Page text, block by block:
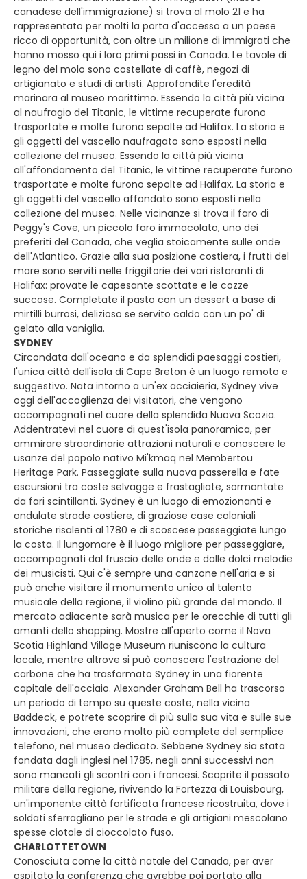
canadese dell'immigrazione) si trova al molo 21 e ha
rappresentato per molti la porta d'accesso a un paese
ricco di opportunità, con oltre un milione di immigrati che
hanno mosso qui i loro primi passi in Canada. Le tavole di
legno del molo sono costellate di caffè, negozi di
artigianato e studi di artisti. Approfondite l'eredità
marinara al museo marittimo. Essendo la città più vicina
al naufragio del Titanic, le vittime recuperate furono
trasportate e molte furono sepolte ad Halifax. La storia e
gli oggetti del vascello naufragato sono esposti nella
collezione del museo. Essendo la città più vicina
all'affondamento del Titanic, le vittime recuperate furono
trasportate e molte furono sepolte ad Halifax. La storia e
gli oggetti del vascello affondato sono esposti nella
collezione del museo. Nelle vicinanze si trova il faro di
Peggy's Cove, un piccolo faro immacolato, uno dei
preferiti del Canada, che veglia stoicamente sulle onde
dell'Atlantico. Grazie alla sua posizione costiera, i frutti del
mare sono serviti nelle friggitorie dei vari ristoranti di
Halifax: provate le capesante scottate e le cozze
succose. Completate il pasto con un dessert a base di
mirtilli burrosi, delizioso se servito caldo con un po' di
gelato alla vaniglia.
SYDNEY
Circondata dall'oceano e da splendidi paesaggi costieri,
l'unica città dell'isola di Cape Breton è un luogo remoto e
suggestivo. Nata intorno a un'ex acciaieria, Sydney vive
oggi dell'accoglienza dei visitatori, che vengono
accompagnati nel cuore della splendida Nuova Scozia.
Addentratevi nel cuore di quest'isola panoramica, per
ammirare straordinarie attrazioni naturali e conoscere le
usanze del popolo nativo Mi'kmaq nel Membertou
Heritage Park. Passeggiate sulla nuova passerella e fate
escursioni tra coste selvagge e frastagliate, sormontate
da fari scintillanti. Sydney è un luogo di emozionanti e
ondulate strade costiere, di graziose case coloniali
storiche risalenti al 1780 e di scoscese passeggiate lungo
la costa. Il lungomare è il luogo migliore per passeggiare,
accompagnati dal fruscio delle onde e dalle dolci melodie
dei musicisti. Qui c'è sempre una canzone nell'aria e si
può anche visitare il monumento unico al talento
musicale della regione, il violino più grande del mondo. Il
mercato adiacente sarà musica per le orecchie di tutti gli
amanti dello shopping. Mostre all'aperto come il Nova
Scotia Highland Village Museum riuniscono la cultura
locale, mentre altrove si può conoscere l'estrazione del
carbone che ha trasformato Sydney in una fiorente
capitale dell'acciaio. Alexander Graham Bell ha trascorso
un periodo di tempo su queste coste, nella vicina
Baddeck, e potrete scoprire di più sulla sua vita e sulle sue
innovazioni, che erano molto più complete del semplice
telefono, nel museo dedicato. Sebbene Sydney sia stata
fondata dagli inglesi nel 1785, negli anni successivi non
sono mancati gli scontri con i francesi. Scoprite il passato
militare della regione, rivivendo la Fortezza di Louisbourg,
un'imponente città fortificata francese ricostruita, dove i
soldati sferragliano per le strade e gli artigiani mescolano
spesse ciotole di cioccolato fuso.
CHARLOTTETOWN
Conosciuta come la città natale del Canada, per aver
ospitato la conferenza che avrebbe poi portato alla